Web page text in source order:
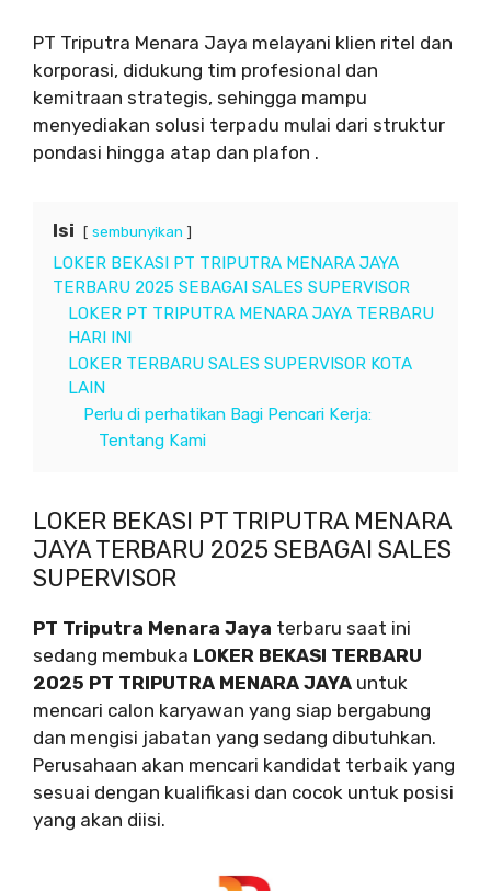
PT Triputra Menara Jaya melayani klien ritel dan
korporasi, didukung tim profesional dan
kemitraan strategis, sehingga mampu
menyediakan solusi terpadu mulai dari struktur
pondasi hingga atap dan plafon .
Isi sembunyikan
LOKER BEKASI PT TRIPUTRA MENARA JAYA
TERBARU 2025 SEBAGAI SALES SUPERVISOR
LOKER PT TRIPUTRA MENARA JAYA TERBARU
HARI INI
LOKER TERBARU SALES SUPERVISOR KOTA
LAIN
Perlu di perhatikan Bagi Pencari Kerja:
Tentang Kami
LOKER BEKASI PT TRIPUTRA MENARA
JAYA TERBARU 2025 SEBAGAI SALES
SUPERVISOR
PT Triputra Menara Jaya terbaru saat ini
sedang membuka LOKER BEKASI TERBARU
2025 PT TRIPUTRA MENARA JAYA untuk
mencari calon karyawan yang siap bergabung
dan mengisi jabatan yang sedang dibutuhkan.
Perusahaan akan mencari kandidat terbaik yang
sesuai dengan kualifikasi dan cocok untuk posisi
yang akan diisi.